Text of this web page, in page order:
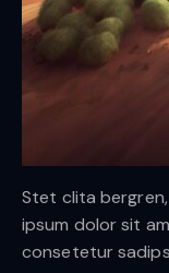
Stet clita
ipsum dolor sit
consetetur